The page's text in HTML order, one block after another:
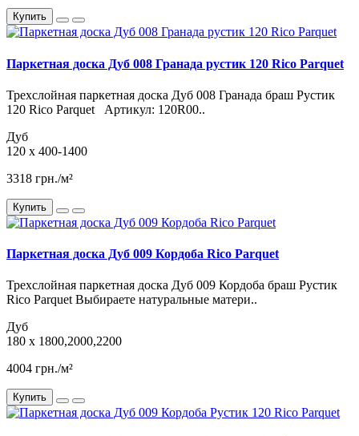
Купить
Паркетная доска Дуб 008 Гранада рустик 120 Rico Parquet
Трехслойная паркетная доска Дуб 008 Гранада браш Рустик
120 Rico Parquet Артикул: 120R00..
Дуб
120 x 400-1400
3318 грн./м²
Купить
Паркетная доска Дуб 009 Кордоба Rico Parquet
Трехслойная паркетная доска Дуб 009 Кордоба браш Рустик
Rico Parquet Выбираете натуральные матери..
Дуб
180 x 1800,2000,2200
4004 грн./м²
Купить